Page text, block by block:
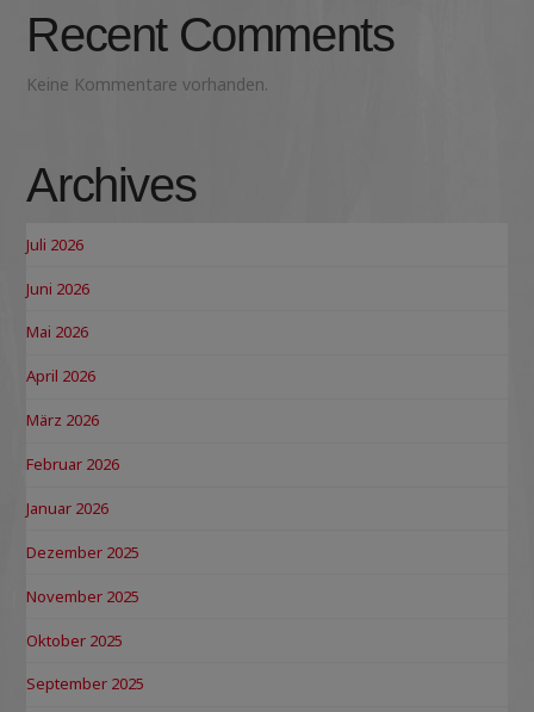
Recent Comments
Keine Kommentare vorhanden.
Archives
Juli 2026
Juni 2026
Mai 2026
April 2026
März 2026
Februar 2026
Januar 2026
Dezember 2025
November 2025
Oktober 2025
September 2025